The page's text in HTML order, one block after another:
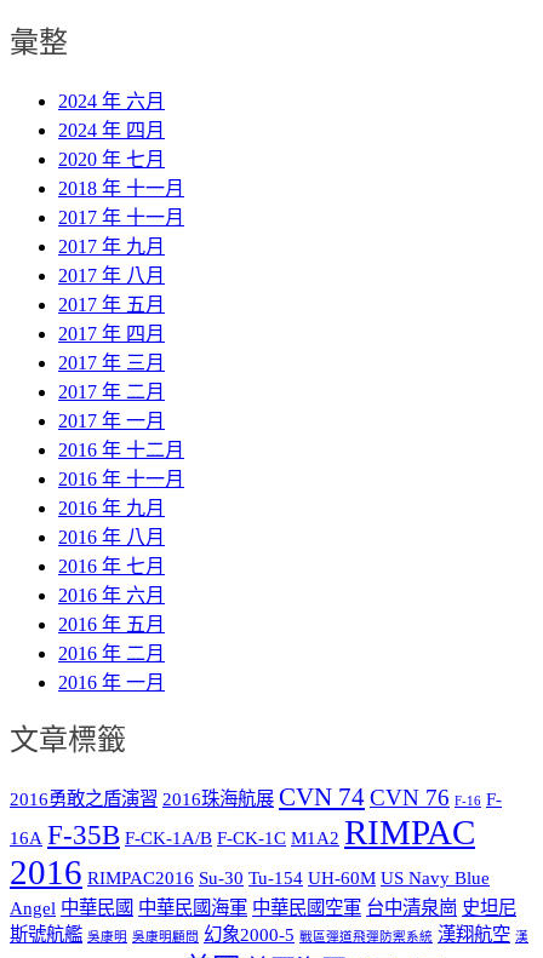
彙整
2024 年 六月
2024 年 四月
2020 年 七月
2018 年 十一月
2017 年 十一月
2017 年 九月
2017 年 八月
2017 年 五月
2017 年 四月
2017 年 三月
2017 年 二月
2017 年 一月
2016 年 十二月
2016 年 十一月
2016 年 九月
2016 年 八月
2016 年 七月
2016 年 六月
2016 年 五月
2016 年 二月
2016 年 一月
文章標籤
2016勇敢之盾演習 2016珠海航展 CVN 74CVN 76 F-16 F-
16A F-35B F-CK-1A/B F-CK-1C M1A2 RIMPAC
2016 RIMPAC2016 Su-30 Tu-154 UH-60M US Navy Blue
Angel 中華民國 中華民國海軍 中華民國空軍 台中清泉崗 史坦尼
斯號航艦 吳康明 吳康明顧問 幻象2000-5 戰區彈道飛彈防禦系統 漢翔航空 漢